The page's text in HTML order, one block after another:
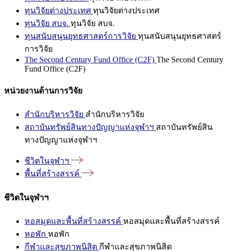
ทุนวิจัยต่างประเทศ ทุนวิจัยต่างประเทศ
ทุนวิจัย สบจ. ทุนวิจัย สบจ.
ทุนสนับสนุนยุทธศาสตร์การวิจัย ทุนสนับสนุนยุทธศาสตร์
การวิจัย
The Second Century Fund Office (C2F) The Second Century
Fund Office (C2F)
หน่วยงานด้านการวิจัย
สำนักบริหารวิจัย สำนักบริหารวิจัย
สถาบันทรัพย์สินทางปัญญาแห่งจุฬาฯ สถาบันทรัพย์สิน
ทางปัญญาแห่งจุฬาฯ
ชีวิตในจุฬาฯ
พื้นที่สร้างสรรค์
ชีวิตในจุฬาฯ
หอสมุดและพื้นที่สร้างสรรค์ หอสมุดและพื้นที่สร้างสรรค์
หอพัก หอพัก
กีฬาและสุขภาพนิสิต กีฬาและสุขภาพนิสิต